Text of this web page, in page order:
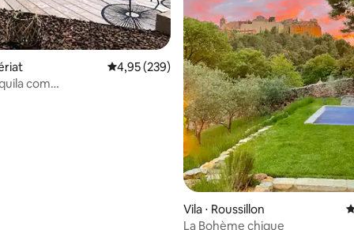
de 5, 202 avaliações4,95 de uma avaliação média de 5, 239
4,95 (239)
com
Vila ⋅ Roussillon
La Bohème chique